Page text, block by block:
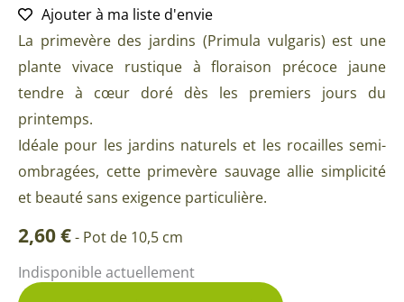
Ajouter à ma liste d'envie
La primevère des jardins (Primula vulgaris) est une
plante vivace rustique à floraison précoce jaune
tendre à cœur doré dès les premiers jours du
printemps.
Idéale pour les jardins naturels et les rocailles semi-
ombragées, cette primevère sauvage allie simplicité
et beauté sans exigence particulière.
2,60€- Pot de 10,5 cm
Indisponible actuellement